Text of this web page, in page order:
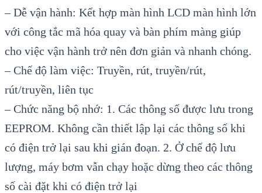
– Dễ vận hành: Kết hợp màn hình LCD màn hình lớn
với công tắc mã hóa quay và bàn phím màng giúp
cho việc vận hành trở nên đơn giản và nhanh chóng.
– Chế độ làm việc: Truyền, rút, truyền/rút,
rút/truyền, liên tục
– Chức năng bộ nhớ: 1. Các thông số được lưu trong
EEPROM. Không cần thiết lập lại các thông số khi
có điện trở lại sau khi gián đoạn. 2. Ở chế độ lưu
lượng, máy bơm vẫn chạy hoặc dừng theo các thông
số cài đặt khi có điện trở lại